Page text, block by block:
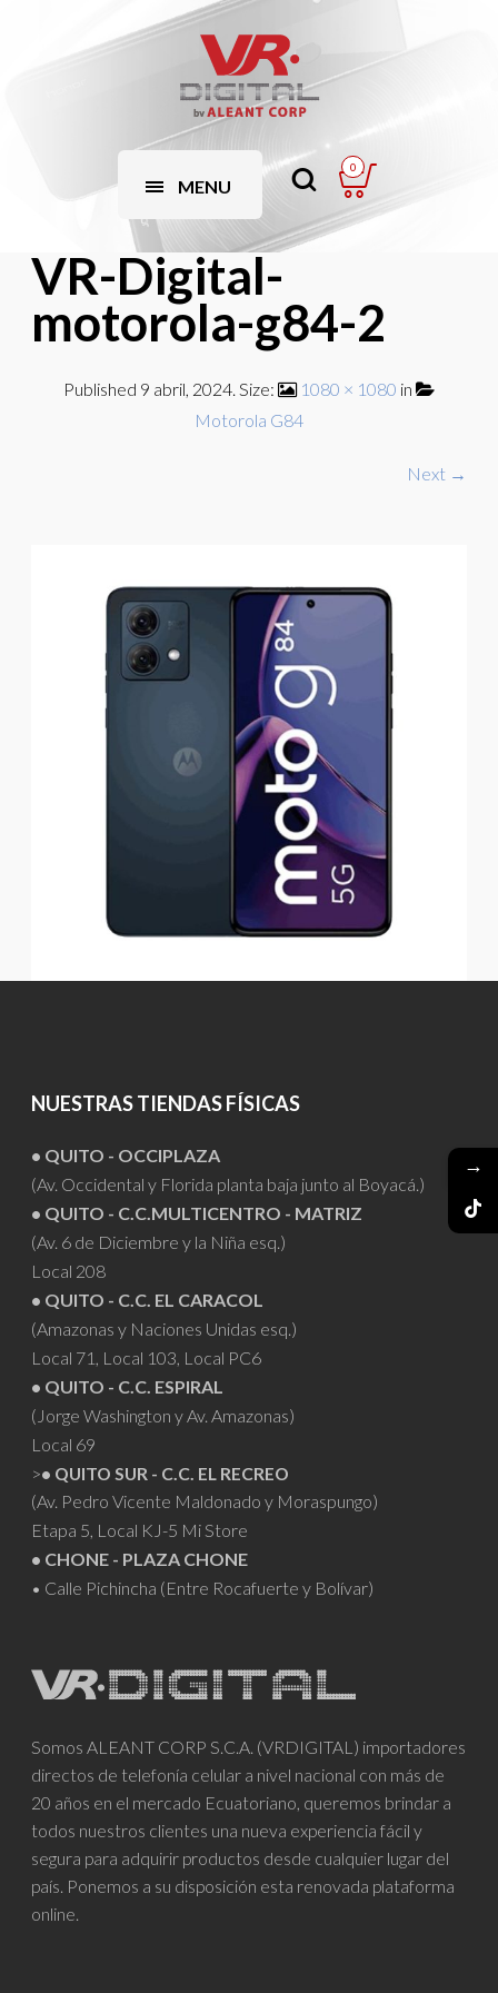
MENU
0
VR-Digital-
motorola-g84-2
Published 9 abril, 2024. Size: 1080 × 1080 in
Motorola G84
Next →
NUESTRAS TIENDAS FÍSICAS
• QUITO - OCCIPLAZA
(Av. Occidental y Florida planta baja junto al Boyacá.)
• QUITO - C.C.MULTICENTRO - MATRIZ
(Av. 6 de Diciembre y la Niña esq.)
Local 208
• QUITO - C.C. EL CARACOL
(Amazonas y Naciones Unidas esq.)
Local 71, Local 103, Local PC6
• QUITO - C.C. ESPIRAL
(Jorge Washington y Av. Amazonas)
Local 69
>• QUITO SUR - C.C. EL RECREO
(Av. Pedro Vicente Maldonado y Moraspungo)
Etapa 5, Local KJ-5 Mi Store
• CHONE - PLAZA CHONE
• Calle Pichincha (Entre Rocafuerte y Bolívar)
Somos ALEANT CORP S.C.A. (VRDIGITAL) importadores
directos de telefonía celular a nivel nacional con más de
20 años en el mercado Ecuatoriano, queremos brindar a
todos nuestros clientes una nueva experiencia fácil y
segura para adquirir productos desde cualquier lugar del
país. Ponemos a su disposición esta renovada plataforma
online.
→